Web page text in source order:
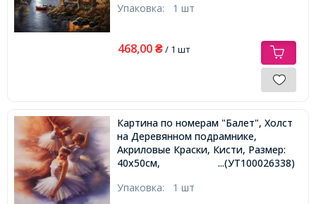
Упаковка: 1 шт
468,00 ₴/ 1 шт
Картина по номерам "Балет", Холст
на Деревянном подрамнике,
Акриловые Краски, Кисти, Размер:
40х50см,
...(УТ100026338)
Упаковка: 1 шт